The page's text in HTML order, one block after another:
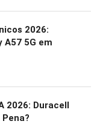
2026:
A57 5G em
2026: Duracell